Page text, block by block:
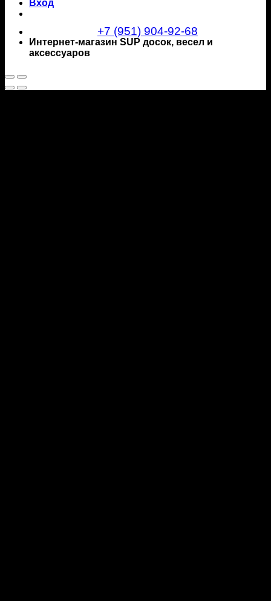
Вход
+7 (951) 904-92-68
Интернет-магазин SUP досок, весел и
аксессуаров